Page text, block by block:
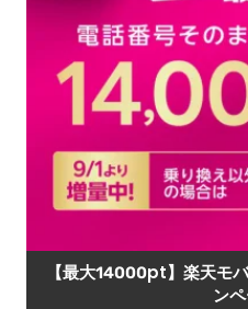
【最大14000pt】楽天モ
ン